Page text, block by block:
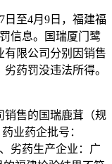
日至4月9日，福建福
信息。国瑞厦门鹭
有限公司分别因销售
药罚没违法所得。
销售的国瑞鹿茸（规
业药企批号：
劣药生产企业：广